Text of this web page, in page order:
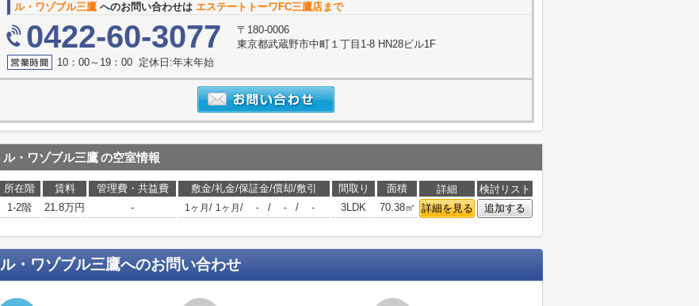
ル・ワゾブル三鷹 へのお問い合わせは エステートトーワFC三鷹店まで
0422-60-3077
〒180-0006
東京都武蔵野市中町１丁目1-8 HN28ビル1F
10：00～19：00 定休日:年末年始
ル・ワゾブル三鷹の空室情報
所在階 賃料 管理費・共益費 敷金/礼金/保証金/償却/敷引 間取り 面積 詳細
検討リスト
1-2階
21.8万円 - 1ヶ月 / 1ヶ月 / - / - / - 3LDK 70.38㎡ 詳細を見る 追加する
ル・ワゾブル三鷹へのお問い合わせ